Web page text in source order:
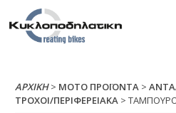
ΑΡΧΙΚΉ> ΜΟΤΟ ΠΡΟΪΟΝΤΑ >
ΤΡΟΧΟΙ/ΠΕΡΙΦΕΡΕΙΑΚΑ > ΤΑΜΠΟΥΡΟ